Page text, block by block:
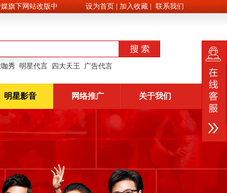
设为首页|加入收藏|联系我们
下网站改版中
秀 明星代言 四大天王 广告代言
明星影音 网络推广 关于我们